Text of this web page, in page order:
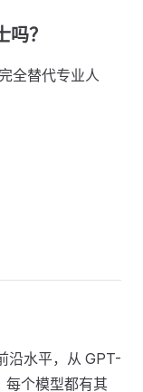
？
全替代专业人
沿水平，从 GPT-
每个模型都有其